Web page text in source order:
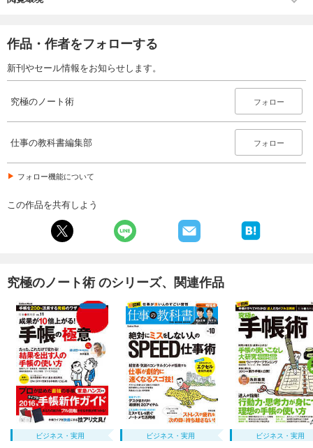
作品・作者をフォローする
新刊やセール情報をお知らせします。
究極のノート術 フォロー
仕事の教科書編集部 フォロー
フォロー機能について
この作品を共有しよう
究極のノート術 のシリーズ、関連作品
ビジネス・実用 ビジネス・実用 ビジネス・実用